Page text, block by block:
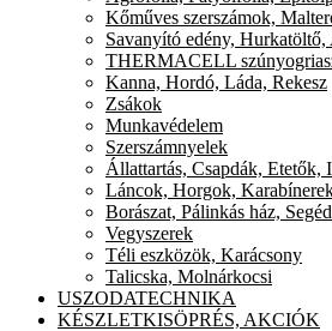
Kőműves szerszámok,
Savanyító edény, Hurkatöltő,
THERMACELL
Kanna, Hordó, Láda, Rekesz
Zsákok
Munkavédelem
Szerszámnyelek
Állattartás, Csapdák, Etetők,
Láncok, Horgok,
Borászat, Pálinkás ház,
Vegyszerek
Téli eszközök, Karácsony
Talicska, Molnárkocsi
USZODATECHNIKA
KÉSZLETKISÖPRÉS, AKCIÓK